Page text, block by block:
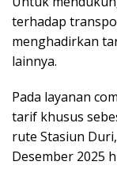
terhadap
menghadirkan
lainnya.
Pada layanan
tarif khusus
rute Stasiun
Desember 2025